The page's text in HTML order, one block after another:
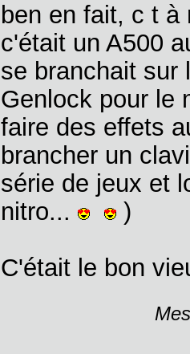
ben en fait, c t à
c'était un A500
se branchait sur
Genlock pour le
faire des effets
brancher un
série de jeux et
nitro...
)
C'était le bon